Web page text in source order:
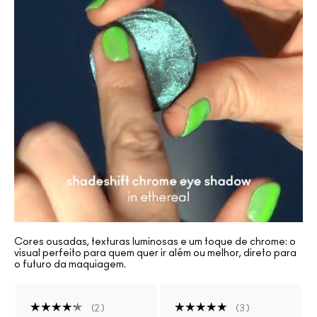
Cores ousadas, texturas luminosas e um toque de chrome: o
visual perfeito para quem quer ir além ou melhor, direto para
o futuro da maquiagem.
2 3